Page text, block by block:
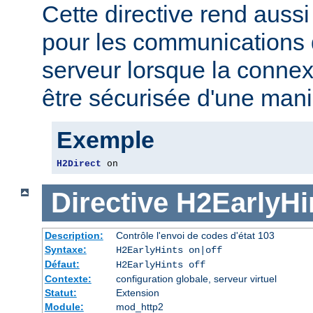
Cette directive rend
pour les communications
serveur lorsque la
être sécurisée d'une
Exemple
H2Direct on
Directive
Description:
Contrôle l'envoi de codes d'état 103
Syntaxe:
H2EarlyHints on|off
Défaut:
H2EarlyHints off
Contexte:
configuration globale, serveur virtuel
Statut:
Extension
Module:
mod_http2